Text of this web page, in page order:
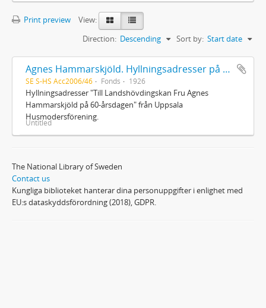
Print preview
View:
Sort by: Start date
Direction: Descending
Agnes Hammarskjöld. Hyllningsadresser på 60-årsdagen
SE S-HS Acc2006/46 Fonds 1926
Hyllningsadresser "Till Landshövdingskan Fru Agnes
Hammarskjöld på 60-årsdagen" från Uppsala
Husmodersförening.
Untitled
The National Library of Sweden
Contact us
Kungliga biblioteket hanterar dina personuppgifter i enlighet med
EU:s dataskyddsförordning (2018), GDPR.